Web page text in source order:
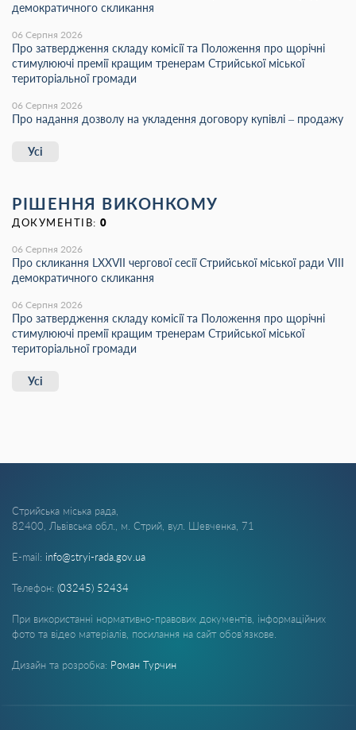
демократичного скликання
06 Серпня 2026
Про затвердження складу комісії та Положення про щорічні
стимулюючі премії кращим тренерам Стрийської міської
територіальної громади
06 Серпня 2026
Про надання дозволу на укладення договору купівлі – продажу
Усі
РІШЕННЯ ВИКОНКОМУ
ДОКУМЕНТІВ: 0
06 Серпня 2026
Про скликання LХХVІІ чергової сесії Стрийської міської ради VIII
демократичного скликання
06 Серпня 2026
Про затвердження складу комісії та Положення про щорічні
стимулюючі премії кращим тренерам Стрийської міської
територіальної громади
Усі
Стрийська міська рада,
82400, Львівська обл., м. Стрий, вул. Шевченка, 71
E-mail: info@stryi-rada.gov.ua
Телефон: (03245) 52434
При використанні нормативно-правових документів, інформаційних
фото та відео матеріалів, посилання на сайт обов'язкове.
Дизайн та розробка: Роман Турчин